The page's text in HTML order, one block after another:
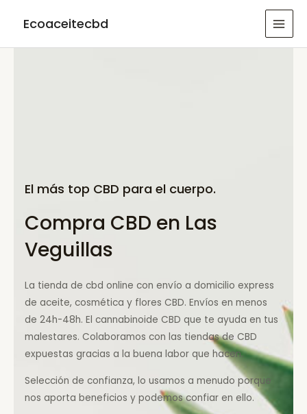
Ecoaceitecbd
El más top CBD para el cuerpo.
Compra CBD en Las
Veguillas
La tienda de cbd online con envío a domicilio express
de aceite, cosmética y flores CBD. Envíos en menos
de 24h-48h. El cannabinoide CBD que te ayuda en tus
malestares. Colaboramos con las tiendas de CBD
expuestas gracias a la buena labor que hacen.
Selección de confianza, lo usamos a menudo porque
nos aporta beneficios y podemos confiar en ello.